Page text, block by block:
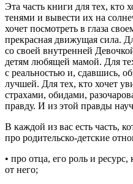
Эта часть книги для тех, кто
тенями и вывести их на
хочет посмотреть в глаза
прекрасная движущая сила.
со своей внутренней
детям любящей мамой. Для
с реальностью и, сдавшись,
лучшей. Для тех, кто хочет
страхами, обидами,
правду. И из этой правды
В каждой из вас есть часть,
про родительско-детские
• про отца, его роль и
от него;